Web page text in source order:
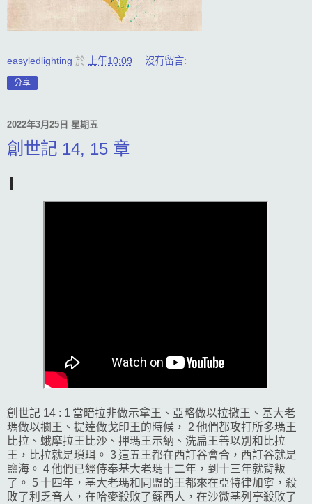
easyledlighting 於 上午10:09 沒有留言:
分享
2022年3月25日 星期五
創世記 14, 15 章
創世記 14 : 1 當暗拉非做示拿王、亞略做以拉撒王、基大老
瑪做以攔王、提達做戈印王的時候， 2 他們都攻打所多瑪王
比拉、蛾摩拉王比沙、押瑪王示納、洗扁王善以別和比拉
王，比拉就是瑣珥。 3 這五王都在西訂谷會合，西訂谷就是
鹽海。 4 他們已經侍奉基大老瑪十二年，到十三年就背叛
了。 5 十四年，基大老瑪和同盟的王都來在亞特律加寧，殺
敗了利乏音人，在哈麥殺敗了蘇西人，在沙微基列亭殺敗了